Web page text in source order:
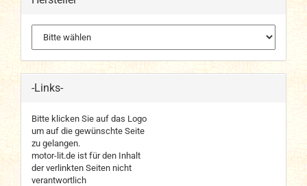
-Links-
Bitte klicken Sie auf das Logo
um auf die gewünschte Seite
zu gelangen.
motor-lit.de ist für den Inhalt
der verlinkten Seiten nicht
verantwortlich